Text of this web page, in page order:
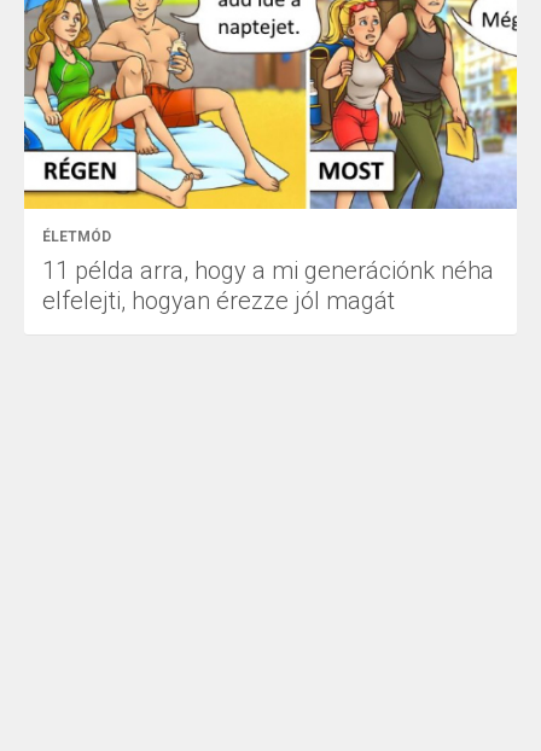
ÉLETMÓD
11 példa arra, hogy a mi generációnk néha
elfelejti, hogyan érezze jól magát